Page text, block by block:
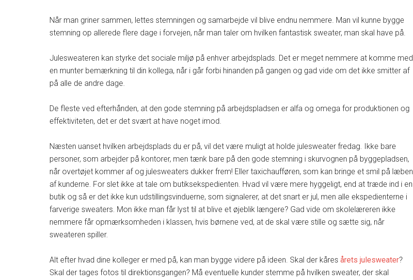
Når man griner sammen, lettes stemningen og samarbejde vil blive endnu nemmere. Man vil kunne bygge
stemning op allerede flere dage i forvejen, når man taler om hvilken fantastisk sweater, man skal have på.
Julesweateren kan styrke det sociale miljø på enhver arbejdsplads. Det er meget nemmere at komme med
en munter bemærkning til din kollega, når i går forbi hinanden på gangen og gad vide om det ikke smitter af
på alle de andre dage.
De fleste ved efterhånden, at den gode stemning på arbejdspladsen er alfa og omega for produktionen og
effektiviteten, det er det svært at have noget imod.
Næsten uanset hvilken arbejdsplads du er på, vil det være muligt at holde julesweater fredag. Ikke bare
personer, som arbejder på kontorer, men tænk bare på den gode stemning i skurvognen på byggepladsen,
når overtøjet kommer af og julesweaters dukker frem! Eller taxichaufføren, som kan bringe et smil på læben
af kunderne. For slet ikke at tale om butiksekspedienten. Hvad vil være mere hyggeligt, end at træde ind i en
butik og så er det ikke kun udstillingsvinduerne, som signalerer, at det snart er jul, men alle ekspedienterne i
farverige sweaters. Mon ikke man får lyst til at blive et øjeblik længere? Gad vide om skolelæreren ikke
nemmere får opmærksomheden i klassen, hvis børnene ved, at de skal være stille og sætte sig, når
sweateren spiller.
Alt efter hvad dine kolleger er med på, kan man bygge videre på ideen. Skal der kåres årets julesweater?
Skal der tages fotos til direktionsgangen? Må eventuelle kunder stemme på hvilken sweater, der skal